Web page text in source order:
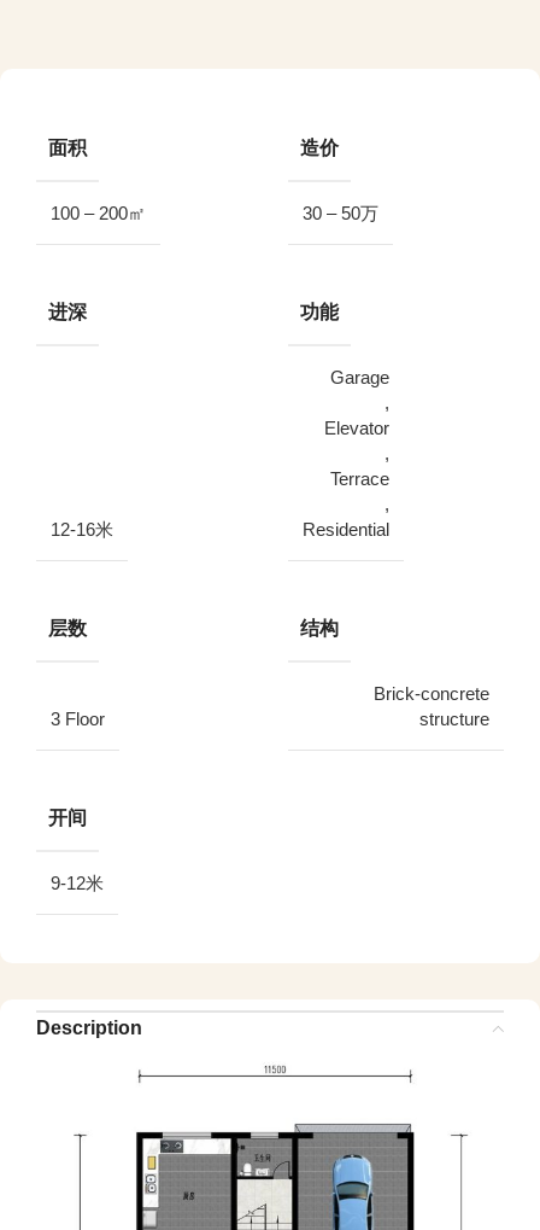
面积
100 – 200㎡
造价
30 – 50万
进深
12-16米
功能
Garage
,
Elevator
,
Terrace
,
Residential
层数
3 Floor
结构
Brick-concrete
structure
开间
9-12米
Description